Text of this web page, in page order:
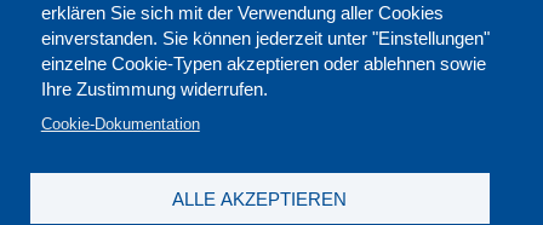
erklären Sie sich mit der Verwendung aller Cookies
einverstanden. Sie können jederzeit unter "Einstellungen"
einzelne Cookie-Typen akzeptieren oder ablehnen sowie
Ihre Zustimmung widerrufen.
Cookie-Dokumentation
ALLE AKZEPTIEREN